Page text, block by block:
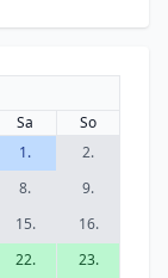
Sa
So
1.
2.
8.
9.
15.
16.
22. 23.